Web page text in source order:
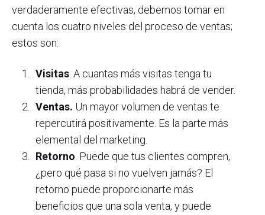
verdaderamente efectivas, debemos tomar en
cuenta los cuatro niveles del proceso de ventas;
estos son:
Visitas. A cuantas más visitas tenga tu
tienda, más probabilidades habrá de vender.
Ventas. Un mayor volumen de ventas te
repercutirá positivamente. Es la parte más
elemental del marketing.
Retorno . Puede que tus clientes compren,
¿pero qué pasa si no vuelven jamás? El
retorno puede proporcionarte más
beneficios que una sola venta, y puede